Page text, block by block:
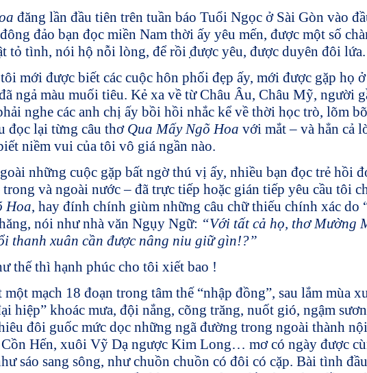
đăng lần đầu tiên trên tuần báo Tuổi Ngọc ở Sài Gòn vào
đảo bạn đọc miền Nam thời ấy yêu mến, được một số
tỏ tình, nói hộ nỗi lòng, để rồi ̣được yêu, được duyên đôi lứa.
mới được biết các cuộc hôn phối đẹp ấy, mới được gặp họ
ngả màu muối tiêu. Kẻ xa về từ Châu Âu, Châu Mỹ, người
nghe các anh chị ấy bồi hồi nhắc kể về thời học trò, lõm
đọc lại từng câu thơ Qua Mấy Ngõ Hoa với mắt – và hẳn cả
niềm vui của tôi vô giá ngần nào.
những cuộc gặp bất ngờ thú vị ấy, nhiều bạn đọc trẻ hồi
và ngoài nước – đã trực tiếp hoặc gián tiếp yêu cầu tôi
Hoa, hay đính chính giùm những câu chữ thiếu chính xác do
nói như nhà văn Ngụy Ngữ: “Với tất cả họ, thơ Mường
thanh xuân cần được nâng niu giữ gìn!?”
thế thì hạnh phúc cho tôi xiết bao !
mạch 18 đoạn trong tâm thế “nhập đồng”, sau lắm mùa
hiệp” khoác mưa, đội nắng, cõng trăng, nuốt gió, ngậm
đôi guốc mức dọc những ngã đường trong ngoài thành
Hến, xuôi Vỹ Dạ ngược Kim Long… mơ có ngày được
sáo sang sông, như chuồn chuồn có đôi có cặp. Bài tình